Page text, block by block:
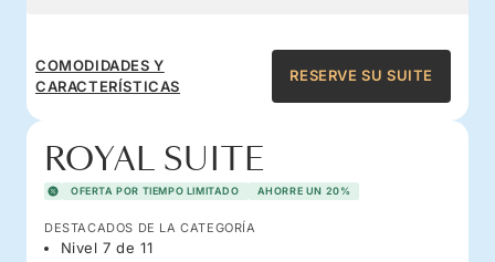
COMODIDADES Y
CARACTERÍSTICAS
RESERVE SU SUITE
ROYAL SUITE
OFERTA POR TIEMPO LIMITADO AHORRE UN 20%
DESTACADOS DE LA CATEGORÍA
Nivel 7 de 11